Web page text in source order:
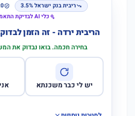
ריבית בנק ישראל 3.5%
20
כלי AI לבדיקת התאמה
הריבית ירדה - זה הזמן
בחירה חכמה. בואו נבדוק את
יש לי כבר משכנתא